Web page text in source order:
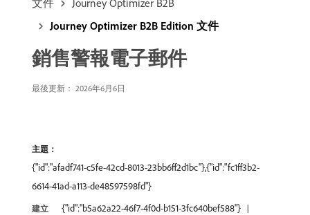
文件
Journey Optimizer B2B
Journey Optimizer B2B Edition 文件
銷售警報電子郵件
最後更新： 2026年6月6日
主題：
{"id":"afadf741-c5fe-42cd-8013-23bb6ff2d1bc"},{"id":"fc1ff3b2-
6614-41ad-a113-de48597598fd"}
建立
{"id":"b5a62a22-46f7-4f0d-b151-3fc640bef588"}